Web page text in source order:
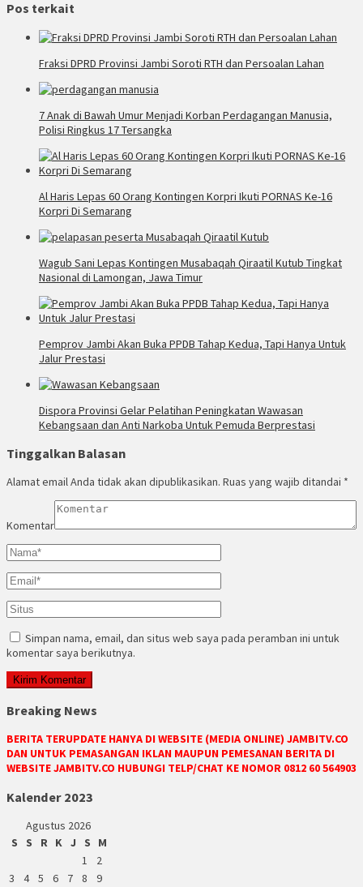
Pos terkait
Fraksi DPRD Provinsi Jambi Soroti RTH dan Persoalan Lahan
7 Anak di Bawah Umur Menjadi Korban Perdagangan Manusia,
Polisi Ringkus 17 Tersangka
Al Haris Lepas 60 Orang Kontingen Korpri Ikuti PORNAS Ke-16
Korpri Di Semarang
Wagub Sani Lepas Kontingen Musabaqah Qiraatil Kutub Tingkat
Nasional di Lamongan, Jawa Timur
Pemprov Jambi Akan Buka PPDB Tahap Kedua, Tapi Hanya Untuk
Jalur Prestasi
Dispora Provinsi Gelar Pelatihan Peningkatan Wawasan
Kebangsaan dan Anti Narkoba Untuk Pemuda Berprestasi
Tinggalkan Balasan
Alamat email Anda tidak akan dipublikasikan. Ruas yang wajib ditandai *
Komentar
Simpan nama, email, dan situs web saya pada peramban ini untuk
komentar saya berikutnya.
Breaking News
BERITA TERUPDATE HANYA DI WEBSITE (MEDIA ONLINE) JAMBITV.CO
DAN UNTUK PEMASANGAN IKLAN MAUPUN PEMESANAN BERITA DI
WEBSITE JAMBITV.CO HUBUNGI TELP/CHAT KE NOMOR 0812 60 564903
Kalender 2023
Agustus 2026
S
S R K J S
M
1
2
3
4 5 6 7 8
9